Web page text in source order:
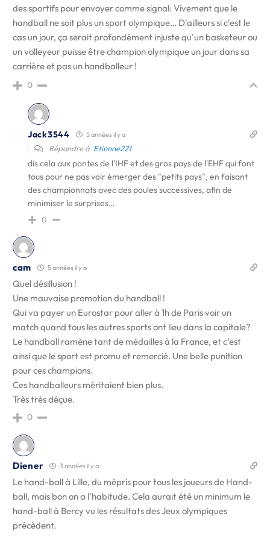
des sportifs pour envoyer comme signal: Vivement que le
handball ne soit plus un sport olympique… D'ailleurs si c'est le
cas un jour, ça serait profondément injuste qu'un basketeur ou
un volleyeur puisse être champion olympique un jour dans sa
carrière et pas un handballeur !
0
Jack3544 5 années il y a
Répondre à Etienne221
dis cela aux pontes de l'IHF et des gros pays de l'EHF qui font
tous pour ne pas voir émerger des "petits pays", en faisant
des championnats avec des poules successives, afin de
minimiser le surprises…
0
cam 5 années il y a
Quel désillusion !
Une mauvaise promotion du handball !
Qui va payer un Eurostar pour aller à 1h de Paris voir un
match quand tous les autres sports ont lieu dans la capitale?
Le handball ramène tant de médailles à la France, et c’est
ainsi que le sport est promu et remercié. Une belle punition
pour ces champions.
Ces handballeurs méritaient bien plus.
Très très déçue.
0
Diener 3 années il y a
Le hand-ball à Lille, du mépris pour tous les joueurs de Hand-
ball, mais bon on a l’habitude. Cela aurait été un minimum le
hand-ball à Bercy vu les résultats des Jeux olympiques
précèdent.